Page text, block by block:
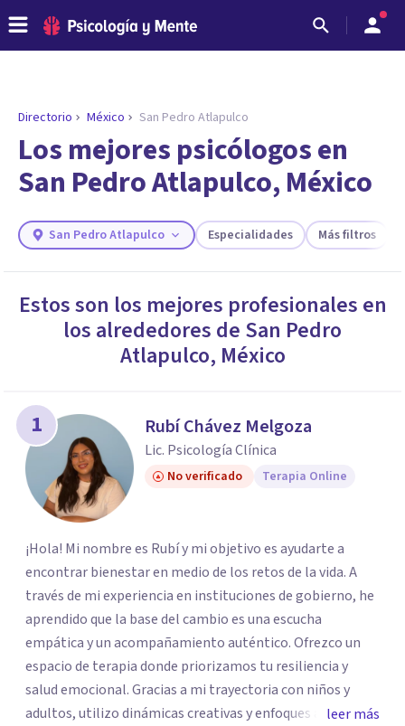
ENCONTRAR MI TERAPEUTA
¿Necesitas ayuda para encontrar el
psicólogo adecuado?
Responde a unas breves preguntas y te ofreceremos
necesidades.
Directorio México San Pedro Atlapulco
Los mejores psicólogos en
San Pedro Atlapulco, México
San Pedro Atlapulco Especialidades Más filtros
Estos son los mejores profesionales en
los alrededores de San Pedro
Atlapulco, México
1 Rubí Chávez Melgoza
Lic. Psicología Clínica
No verificado Terapia Online
¡Hola! Mi nombre es Rubí y mi objetivo es ayudarte a
encontrar bienestar en medio de los retos de la vida. A
través de mi experiencia en instituciones de gobierno, he
aprendido que la base del cambio es una escucha
empática y un acompañamiento auténtico. ​Ofrezco un
espacio de terapia donde priorizamos tu resiliencia y
salud emocional. Gracias a mi trayectoria con niños y
adultos, utilizo dinámicas creativas y enfoques adaptados
leer más